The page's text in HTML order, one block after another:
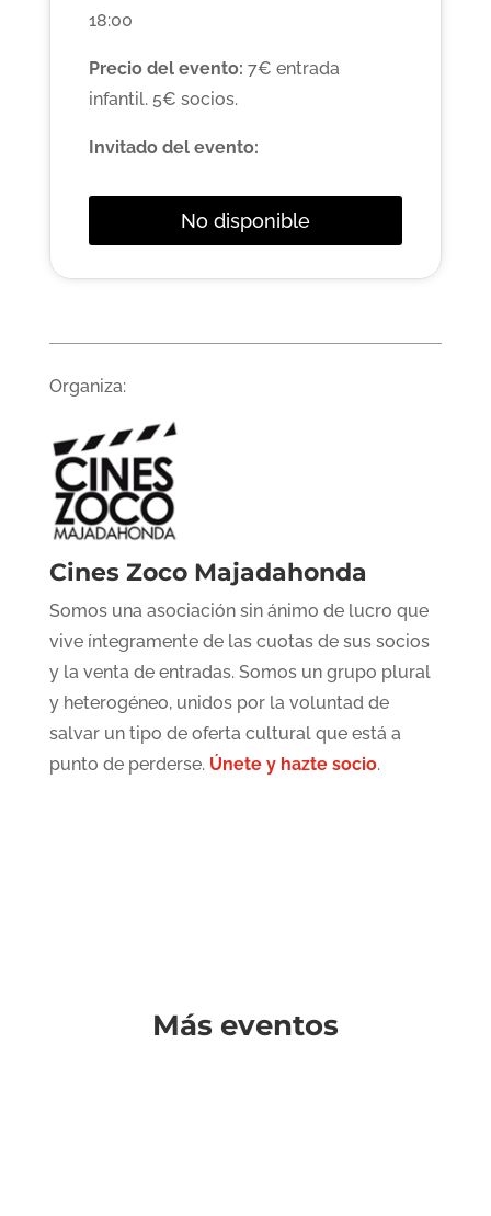
18:00
Precio del evento: 7€ entrada
infantil. 5€ socios.
Invitado del evento:
No disponible
Organiza:
Cines Zoco Majadahonda
Somos una asociación sin ánimo de lucro que
vive íntegramente de las cuotas de sus socios
y la venta de entradas. Somos un grupo plural
y heterogéneo, unidos por la voluntad de
salvar un tipo de oferta cultural que está a
punto de perderse. Únete y hazte socio.
Más eventos